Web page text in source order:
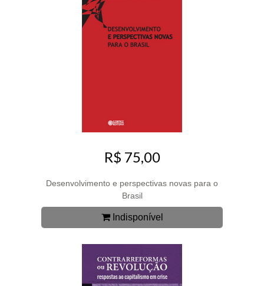
R$ 75,00
Desenvolvimento e perspectivas novas para o
Brasil
Indisponível